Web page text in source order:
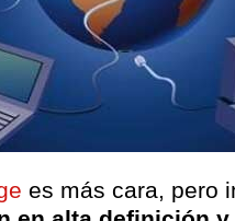
es más cara, pero